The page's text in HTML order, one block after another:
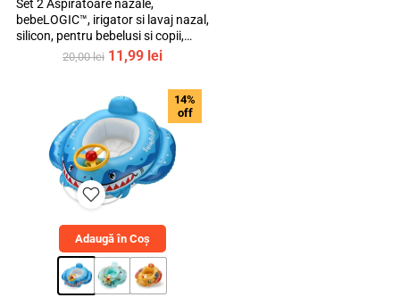
Set 2 Aspiratoare nazale,
bebeLOGIC™, irigator si lavaj nazal,
silicon, pentru bebelusi si copii,
transparent, 10ml
20,00lei Prețul
fost:
20,00 lei.
11,99 leiPrețul
este:
11,99 lei.
14%
off
Adaugă în Coș